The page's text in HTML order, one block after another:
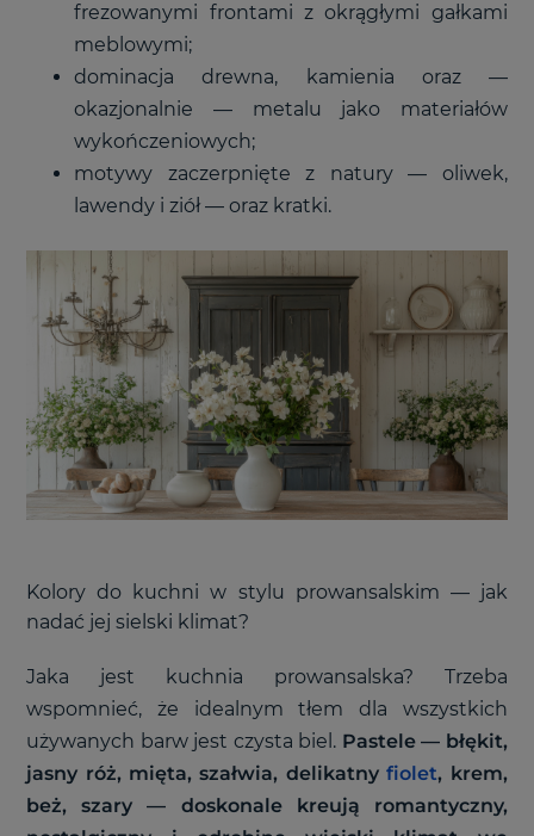
frezowanymi frontami z okrągłymi gałkami
meblowymi;
dominacja drewna, kamienia oraz —
okazjonalnie — metalu jako materiałów
wykończeniowych;
motywy zaczerpnięte z natury — oliwek,
lawendy i ziół — oraz kratki.
Kolory do kuchni w stylu prowansalskim — jak
nadać jej sielski klimat?
Jaka jest kuchnia prowansalska? Trzeba
wspomnieć, że idealnym tłem dla wszystkich
używanych barw jest czysta biel. Pastele — błękit,
jasny róż, mięta, szałwia, delikatnyfiolet, krem,
beż, szary — doskonale kreują romantyczny,